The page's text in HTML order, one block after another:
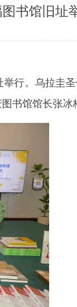
书馆旧址
行。乌拉圭圣
书馆馆长张冰